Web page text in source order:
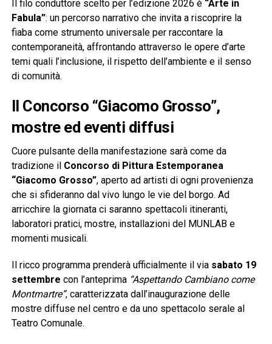
Il filo conduttore scelto per l’edizione 2026 è “Arte in
Fabula”: un percorso narrativo che invita a riscoprire la
fiaba come strumento universale per raccontare la
contemporaneità, affrontando attraverso le opere d’arte
temi quali l’inclusione, il rispetto dell’ambiente e il senso
di comunità.
Il Concorso “Giacomo Grosso”,
mostre ed eventi diffusi
Cuore pulsante della manifestazione sarà come da
tradizione il Concorso di Pittura Estemporanea
“Giacomo Grosso”, aperto ad artisti di ogni provenienza
che si sfideranno dal vivo lungo le vie del borgo. Ad
arricchire la giornata ci saranno spettacoli itineranti,
laboratori pratici, mostre, installazioni del MUNLAB e
momenti musicali.
Il ricco programma prenderà ufficialmente il via sabato 19
settembre con l’anteprima “Aspettando Cambiano come
Montmartre”, caratterizzata dall’inaugurazione delle
mostre diffuse nel centro e da uno spettacolo serale al
Teatro Comunale.